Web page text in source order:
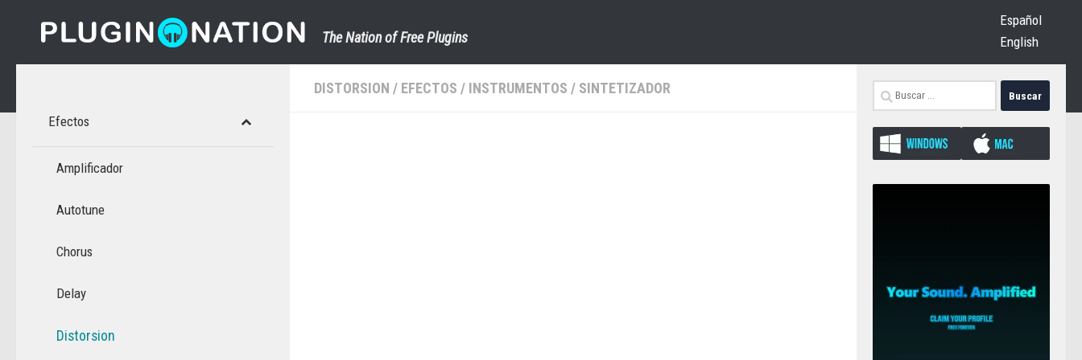
Saltar al contenido
The Nation of Free Plugins
Español
English
DISTORSION / EFECTOS / INSTRUMENTOS / SINTETIZADOR
Efectos
Amplificador
Autotune
Chorus
Delay
Distorsion
Buscar: